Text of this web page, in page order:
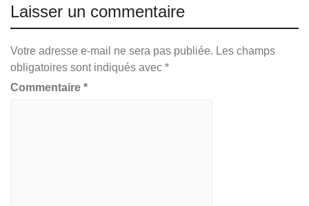
Laisser un commentaire
Votre adresse e-mail ne sera pas publiée. Les champs
obligatoires sont indiqués avec *
Commentaire *